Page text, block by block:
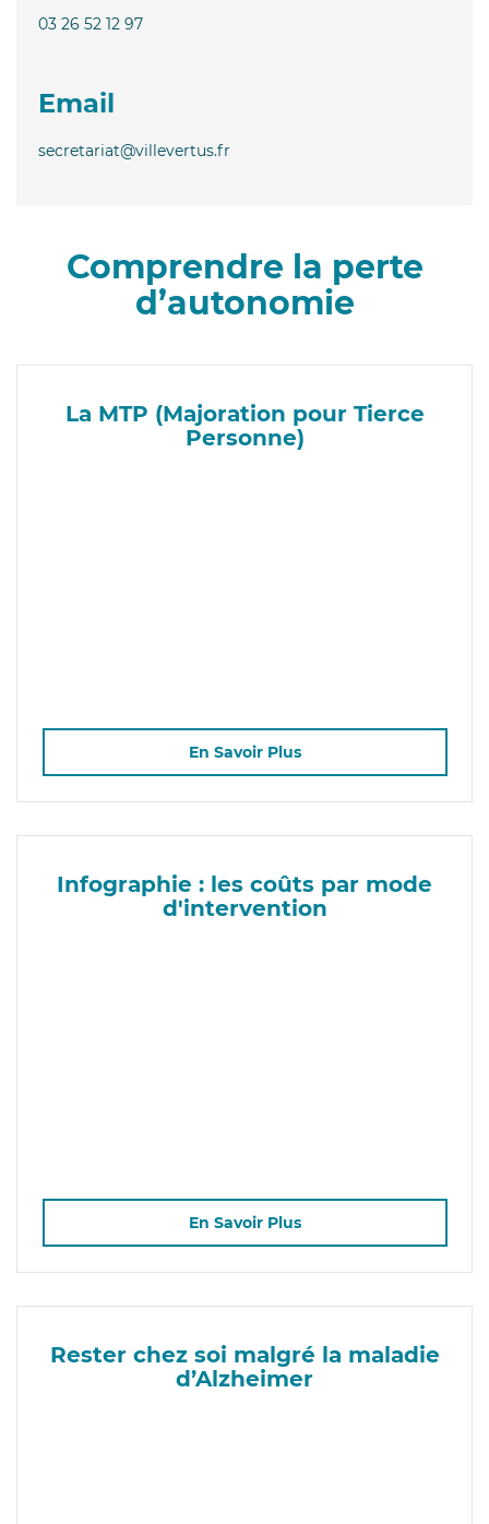
03 26 52 12 97
Email
secretariat@villevertus.fr
Comprendre la perte
d’autonomie
La MTP (Majoration pour Tierce
Personne)
En Savoir Plus
Infographie : les coûts par mode
d'intervention
En Savoir Plus
Rester chez soi malgré la maladie
d’Alzheimer